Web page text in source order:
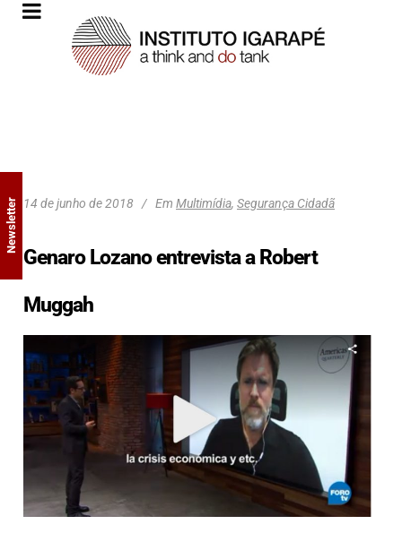
14 de junho de 2018 Em Multimídia, Segurança Cidadã
Genaro Lozano entrevista a Robert
Muggah
Newsletter